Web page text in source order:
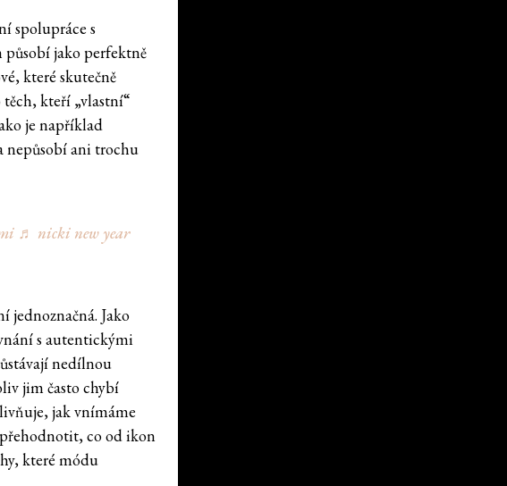
spolupráce s
působí jako perfektně
které skutečně
kteří „vlastní“
je například
nepůsobí ani trochu
♬ nicki new year
jednoznačná. Jako
s autentickými
nedílnou
jim často chybí
jak vnímáme
přehodnotit, co od ikon
které módu